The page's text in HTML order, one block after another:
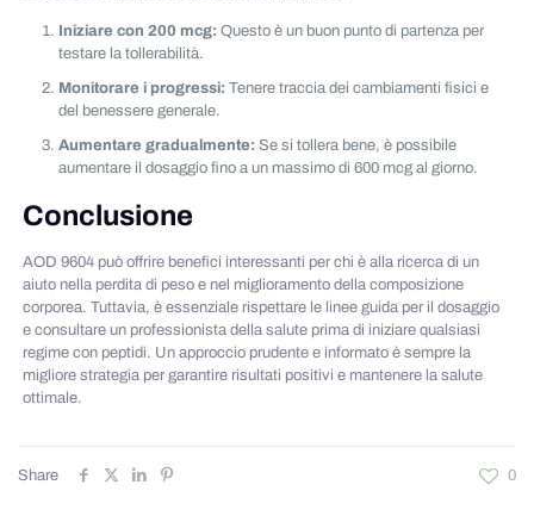
Iniziare con 200 mcg: Questo è un buon punto di partenza per
testare la tollerabilità.
Monitorare i progressi: Tenere traccia dei cambiamenti fisici e
del benessere generale.
Aumentare gradualmente: Se si tollera bene, è possibile
aumentare il dosaggio fino a un massimo di 600 mcg al giorno.
Conclusione
AOD 9604 può offrire benefici interessanti per chi è alla ricerca di un
aiuto nella perdita di peso e nel miglioramento della composizione
corporea. Tuttavia, è essenziale rispettare le linee guida per il dosaggio
e consultare un professionista della salute prima di iniziare qualsiasi
regime con peptidi. Un approccio prudente e informato è sempre la
migliore strategia per garantire risultati positivi e mantenere la salute
ottimale.
Share 0